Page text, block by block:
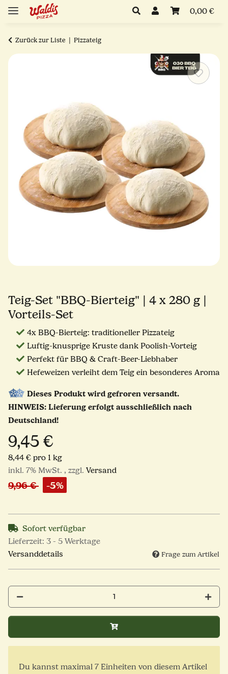
0,00 €
Zurück zur Liste Pizzateig
Teig-Set "BBQ-Bierteig" | 4 x 280 g |
Vorteils-Set
4x BBQ-Bierteig: traditioneller Pizzateig
Luftig-knusprige Kruste dank Poolish-Vorteig
Perfekt für BBQ & Craft-Beer-Liebhaber
Hefeweizen verleiht dem Teig ein besonderes Aroma
Dieses Produkt wird gefroren versandt.
HINWEIS: Lieferung erfolgt ausschließlich nach
Deutschland!
9,45 €
8,44 € pro 1 kg
inkl. 7% MwSt. , zzgl. Versand
9,96 € -5%
Sofort verfügbar
Lieferzeit: 3 - 5 Werktage
Versanddetails
Frage zum Artikel
Du kannst maximal 7 Einheiten von diesem Artikel